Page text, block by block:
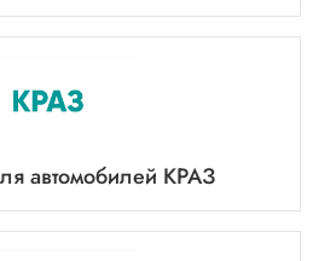
автомобилей КРАЗ